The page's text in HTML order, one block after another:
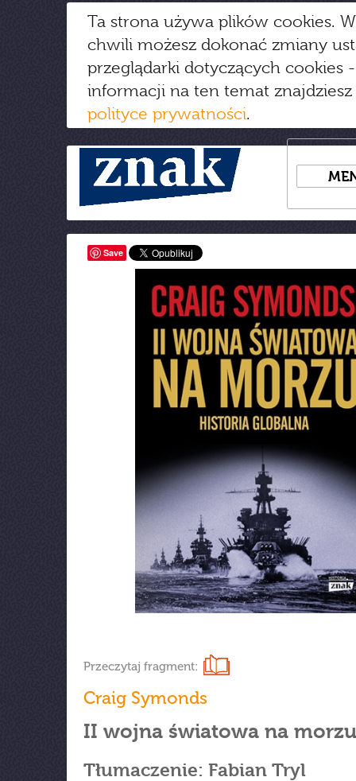
Ta strona używa plików cookies.
chwili możesz dokonać zmiany
przeglądarki dotyczących cookies
informacji na ten temat
polityce prywatności.
Save
Przeczytaj fragment:
Craig Symonds
II wojna światowa na morzu
Tłumaczenie: Fabian Tryl